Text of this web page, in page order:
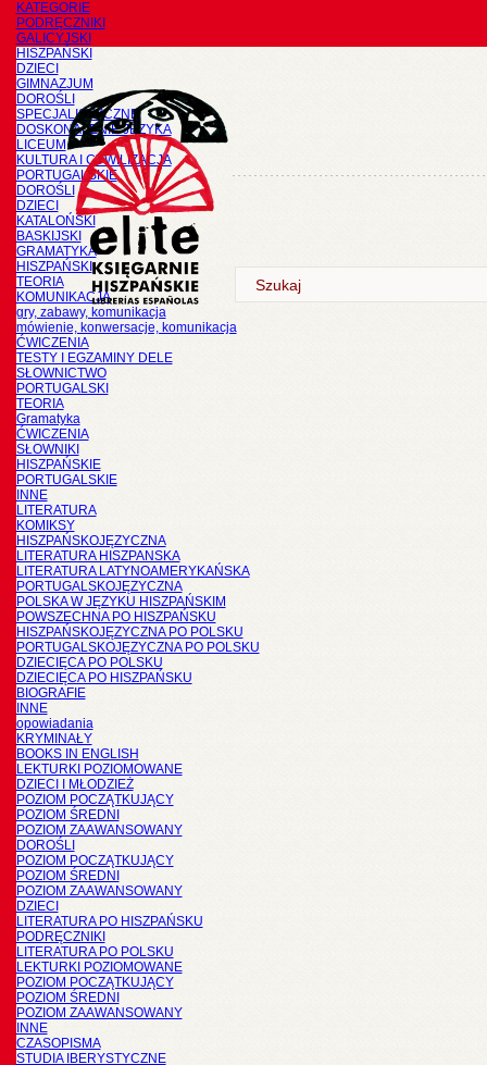
KATEGORIE
PODRĘCZNIKI
GALICYJSKI
HISZPAŃSKI
DZIECI
GIMNAZJUM
DOROŚLI
SPECJALISTYCZNE
DOSKONALENIE JĘZYKA
LICEUM
KULTURA I CYWILIZACJA
PORTUGALSKIE
DOROŚLI
DZIECI
KATALOŃSKI
BASKIJSKI
GRAMATYKA
HISZPAŃSKI
TEORIA
KOMUNIKACJA
gry, zabawy, komunikacja
mówienie, konwersacje, komunikacja
ĆWICZENIA
TESTY I EGZAMINY DELE
SŁOWNICTWO
PORTUGALSKI
TEORIA
Gramatyka
ĆWICZENIA
SŁOWNIKI
HISZPAŃSKIE
PORTUGALSKIE
INNE
LITERATURA
KOMIKSY
HISZPAŃSKOJĘZYCZNA
LITERATURA HISZPANSKA
LITERATURA LATYNOAMERYKAŃSKA
PORTUGALSKOJĘZYCZNA
POLSKA W JĘZYKU HISZPAŃSKIM
POWSZECHNA PO HISZPAŃSKU
HISZPAŃSKOJĘZYCZNA PO POLSKU
PORTUGALSKOJĘZYCZNA PO POLSKU
DZIECIĘCA PO POLSKU
DZIECIĘCA PO HISZPAŃSKU
BIOGRAFIE
INNE
opowiadania
KRYMINAŁY
BOOKS IN ENGLISH
LEKTURKI POZIOMOWANE
DZIECI I MŁODZIEŻ
POZIOM POCZĄTKUJĄCY
POZIOM ŚREDNI
POZIOM ZAAWANSOWANY
DOROŚLI
POZIOM POCZĄTKUJĄCY
POZIOM ŚREDNI
POZIOM ZAAWANSOWANY
DZIECI
LITERATURA PO HISZPAŃSKU
PODRĘCZNIKI
LITERATURA PO POLSKU
LEKTURKI POZIOMOWANE
POZIOM POCZĄTKUJĄCY
POZIOM ŚREDNI
POZIOM ZAAWANSOWANY
INNE
CZASOPISMA
STUDIA IBERYSTYCZNE